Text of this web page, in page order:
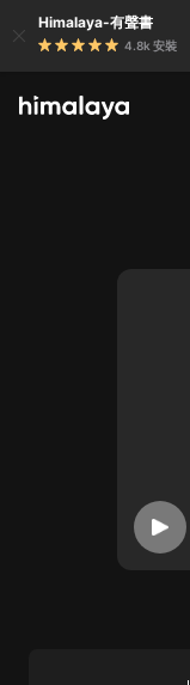
Himalaya-有聲書
4.8k 安裝